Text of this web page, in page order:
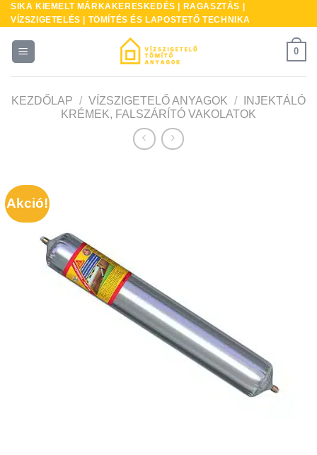
Skip
to
content
SIKA KIEMELT MÁRKAKERESKEDÉS | RAGASZTÁS |
VÍZSZIGETELÉS | TÖMÍTÉS ÉS LAPOSTETŐ TECHNIKA
0
KEZDŐLAP / VÍZSZIGETELŐ ANYAGOK /
INJEKTÁLÓ
KRÉMEK, FALSZÁRÍTÓ VAKOLATOK
Akció!